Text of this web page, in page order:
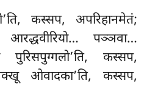
कस्सप, अपरिहानमेतं;
पञ्ञवा…
कस्सप,
ओवादका’ति, कस्सप,